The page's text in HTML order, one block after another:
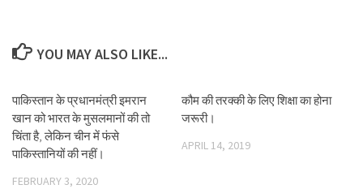
YOU MAY ALSO LIKE...
पाकिस्तान के प्रधानमंत्री इमरान
खान को भारत के मुसलमानों की तो
चिंता है, लेकिन चीन में फंसे
पाकिस्तानियों की नहीं।
FEBRUARY 3, 2020
कौम की तरक्की के लिए शिक्षा का होना
जरूरी।
APRIL 14, 2019